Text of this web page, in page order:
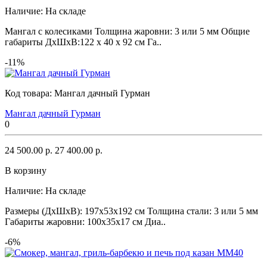
Наличие: На складе
Мангал с колесиками Толщина жаровни: 3 или 5 мм Общие
габариты ДхШхВ:122 х 40 х 92 см Га..
-11%
Код товара: Мангал дачный Гурман
Мангал дачный Гурман
0
24 500.00 р. 27 400.00 р.
В корзину
Наличие: На складе
Размеры (ДхШхВ): 197х53х192 см Толщина стали: 3 или 5 мм
Габариты жаровни: 100х35х17 см Диа..
-6%